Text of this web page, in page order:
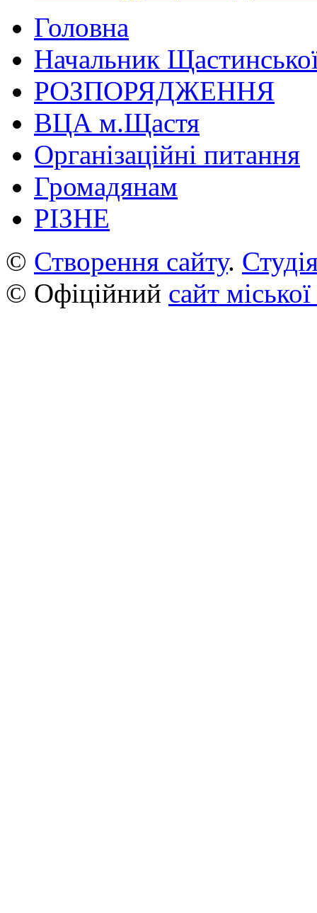
Головна
Начальник
РОЗПОРЯДЖЕННЯ
ВЦА м.Щастя
Організаційні питання
Громадянам
РІЗНЕ
© Створення сайту.
© Офіційний сайт